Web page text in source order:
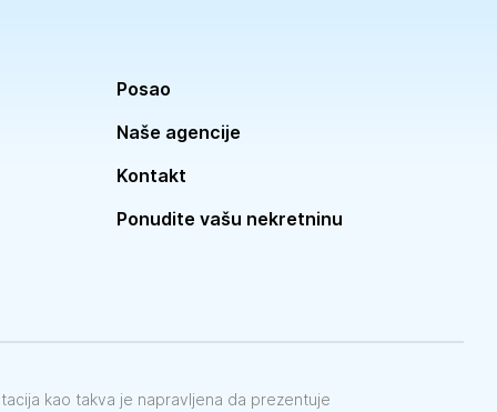
Posao
Naše agencije
Kontakt
Ponudite vašu nekretninu
kao takva je napravljena da prezentuje